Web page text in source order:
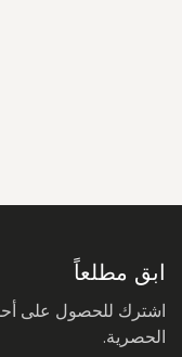
ابق مطلعاً
اشترك للحصول على
الحصرية.